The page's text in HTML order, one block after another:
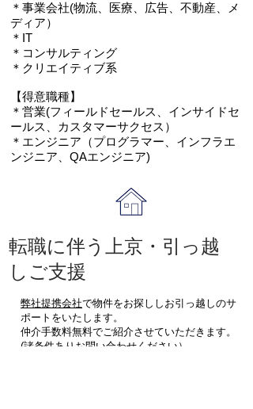
＊事業会社(物流、医療、広告、不動産、メ
ディア）
＊IT
＊コンサルティング
＊クリエイティブ系
【得意職種】
＊営業(フィールドセールス、インサイドセ
ールス、カスタマーサクセス）
＊エンジニア（プログラマー、インフラエ
ンジニア、QAエンジニア)
弊社提携会社で物件をお探ししお引っ越しのサ
ポートをいたします。
仲介手数料無料でご紹介させていただきます。
(諸条件ありお問い合わせください）
​転職に伴う上京・引っ越
しご支援